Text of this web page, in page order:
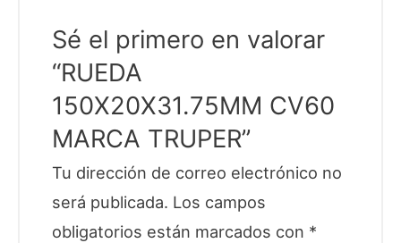
Sé el primero en valorar
“RUEDA
150X20X31.75MM CV60
MARCA TRUPER”
Tu dirección de correo electrónico no
será publicada. Los campos
obligatorios están marcados con *